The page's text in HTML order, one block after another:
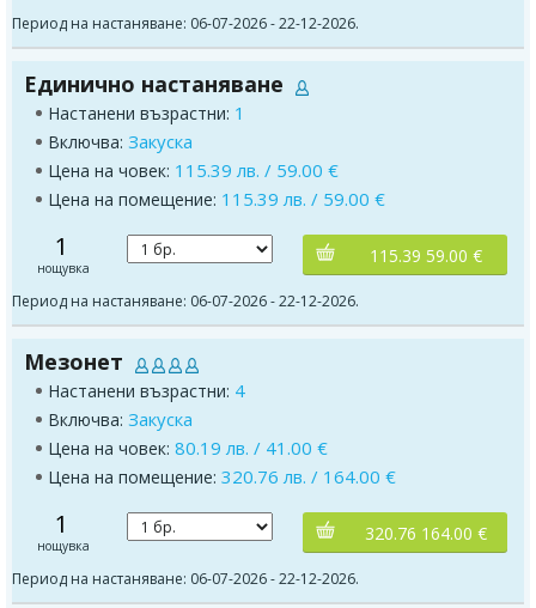
Период на настаняване: 06-07-2026 - 22-12-2026.
Единично настаняване
Настанени възрастни: 1
Включва: Закуска
Цена на човек: 115.39 лв. / 59.00 €
Цена на помещение: 115.39 лв. / 59.00 €
1
нощувка
115.39 59.00 €
Период на настаняване: 06-07-2026 - 22-12-2026.
Мезонет
Настанени възрастни: 4
Включва: Закуска
Цена на човек: 80.19 лв. / 41.00 €
Цена на помещение: 320.76 лв. / 164.00 €
1
нощувка
320.76 164.00 €
Период на настаняване: 06-07-2026 - 22-12-2026.